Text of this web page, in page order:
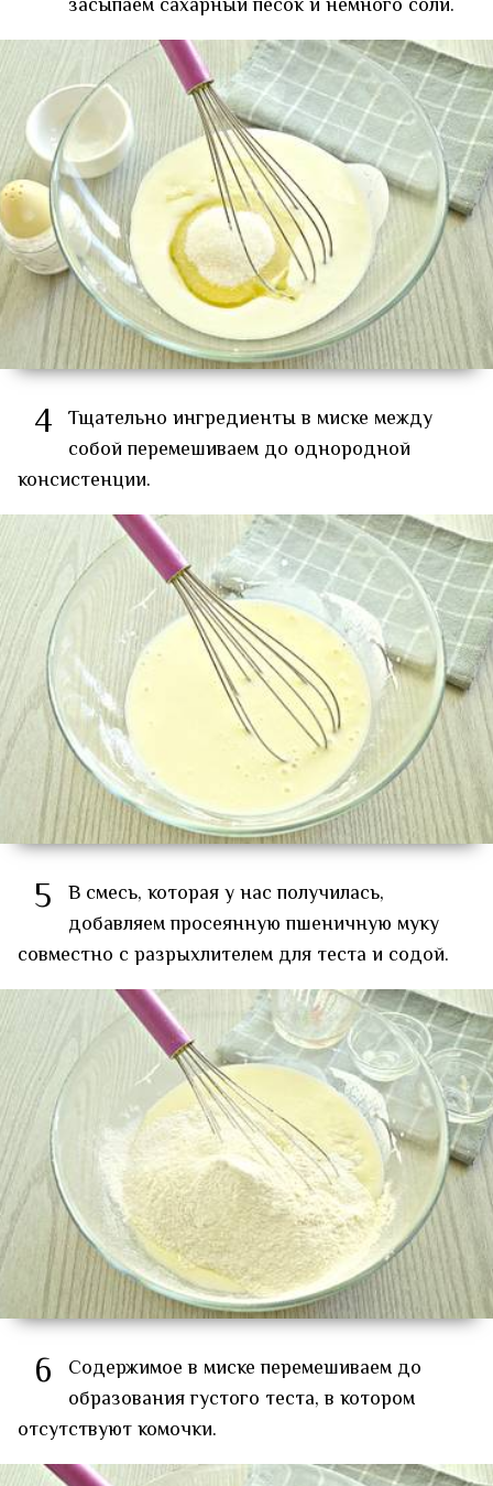
4 Тщательно ингредиенты в миске между
собой перемешиваем до однородной
консистенции.
5 В смесь, которая у нас получилась,
добавляем просеянную пшеничную муку
совместно с разрыхлителем для теста и содой.
6
Содержимое в миске перемешиваем до
образования густого теста, в котором
отсутствуют комочки.